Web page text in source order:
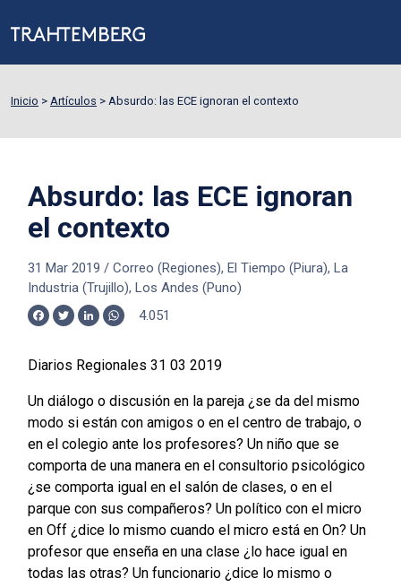
Inicio > Artículos > Absurdo: las ECE ignoran el contexto
Absurdo: las ECE ignoran
el contexto
31 Mar 2019 / Correo (Regiones), El Tiempo (Piura), La
Industria (Trujillo), Los Andes (Puno)
Facebook
TwitterLinkedInWhatsApp
4.051
Diarios Regionales 31 03 2019
Un diálogo o discusión en la pareja ¿se da del mismo
modo si están con amigos o en el centro de trabajo, o
en el colegio ante los profesores? Un niño que se
comporta de una manera en el consultorio psicológico
¿se comporta igual en el salón de clases, o en el
parque con sus compañeros? Un político con el micro
en Off ¿dice lo mismo cuando el micro está en On? Un
profesor que enseña en una clase ¿lo hace igual en
todas las otras? Un funcionario ¿dice lo mismo o